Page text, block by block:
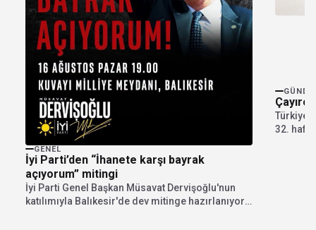
GENEL
İyi Parti’den “İhanete karşı bayrak
açıyorum” mitingi
İyi Parti Genel Başkan Müsavat Dervişoğlu'nun
katılımıyla Balıkesir'de dev mitinge hazırlanıyor.
Türkiye
32.